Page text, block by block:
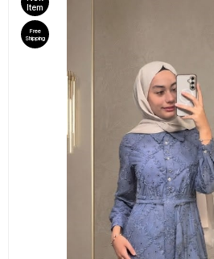
Item
Free
Shipping